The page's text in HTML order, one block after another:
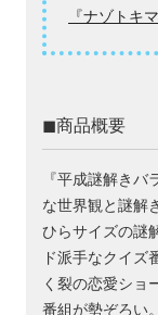
『ナゾトキ
◼︎商品概要
『平成謎解き
な世界観と謎解
ひらサイズの謎
ド派手なクイズ
く裂の恋愛ショ
番組が勢ぞろい。